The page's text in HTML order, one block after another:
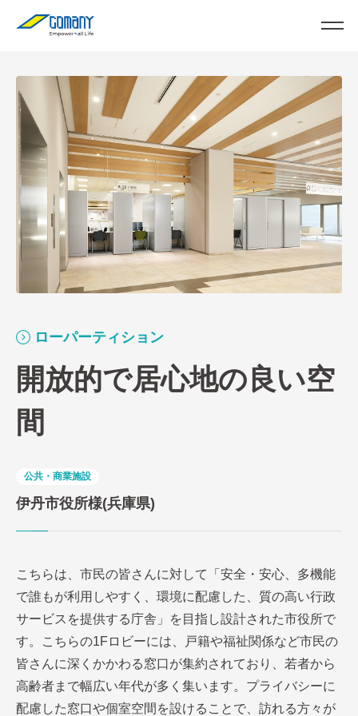
ローパーティション
開放的で居心地の良い空
間
公共・商業施設
伊丹市役所様(兵庫県)
こちらは、市民の皆さんに対して「安全・安心、多機能
で誰もが利用しやすく、環境に配慮した、質の高い行政
サービスを提供する庁舎」を目指し設計された市役所で
す。こちらの1Fロビーには、戸籍や福祉関係など市民の
皆さんに深くかかわる窓口が集約されており、若者から
高齢者まで幅広い年代が多く集います。プライバシーに
配慮した窓口や個室空間を設けることで、訪れる方々が